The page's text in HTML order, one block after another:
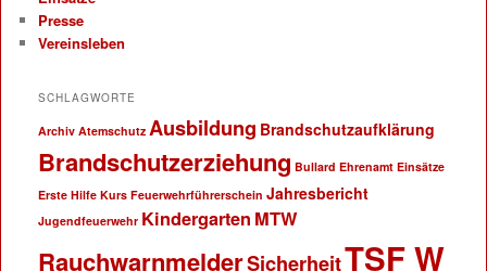
Presse
Vereinsleben
SCHLAGWORTE
Archiv Atemschutz Ausbildung Brandschutzaufklärung
Brandschutzerziehung Bullard Ehrenamt Einsätze
Erste Hilfe Kurs Feuerwehrführerschein Jahresbericht
Jugendfeuerwehr Kindergarten MTW
RauchwarnmelderSicherheitTSF W